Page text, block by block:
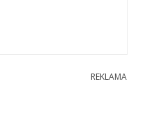
REKLAMA